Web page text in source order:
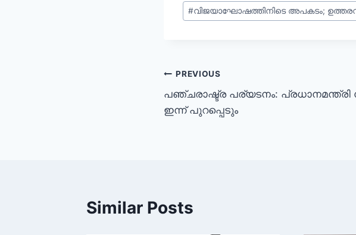
#വിജയാഘോഷത്തിനിടെ അപകടം;
PREVIOUS
പഞ്ചരാഷ്ട്ര പര്യടനം: പ്രധാനമന്ത്രി
ഇന്ന് പുറപ്പെടും
Similar Posts